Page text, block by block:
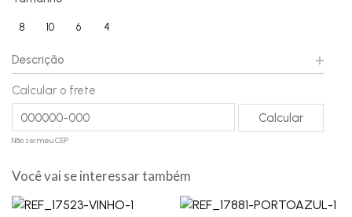
8 10 6 4
Descrição
Calcular o frete
Não sei meu CEP
Você vai se interessar também